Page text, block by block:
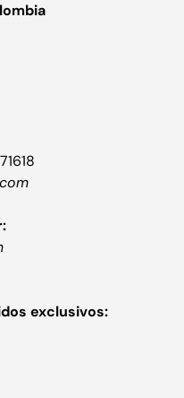
exclusivos: